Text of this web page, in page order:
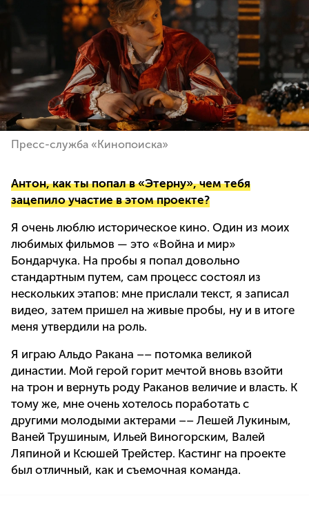
Пресс-служба «Кинопоиска»
Антон, как ты попал в «Этерну», чем тебя
зацепило участие в этом проекте?
Я очень люблю историческое кино. Один из моих
любимых фильмов — это «Война и мир»
Бондарчука. На пробы я попал довольно
стандартным путем, сам процесс состоял из
нескольких этапов: мне прислали текст, я записал
видео, затем пришел на живые пробы, ну и в итоге
меня утвердили на роль.
Я играю Альдо Ракана –– потомка великой
династии. Мой герой горит мечтой вновь взойти
на трон и вернуть роду Раканов величие и власть. К
тому же, мне очень хотелось поработать с
другими молодыми актерами –– Лешей Лукиным,
Ваней Трушиным, Ильей Виногорским, Валей
Ляпиной и Ксюшей Трейстер. Кастинг на проекте
был отличный, как и съемочная команда.